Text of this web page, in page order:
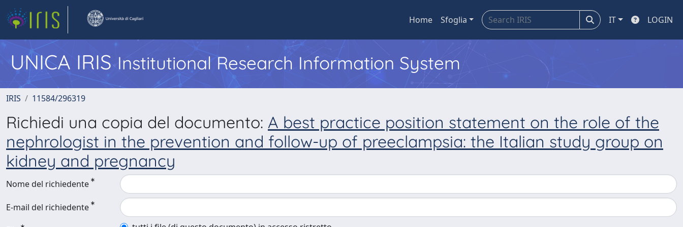
Home Sfoglia IT LOGIN
UNICA IRISInstitutional Research Information System
IRIS 11584/296319
Richiedi una copia del documento: A best practice position statement on the role of the
nephrologist in the prevention and follow-up of preeclampsia: the Italian study group on
kidney and pregnancy
Nome del richiedente
E-mail del richiedente